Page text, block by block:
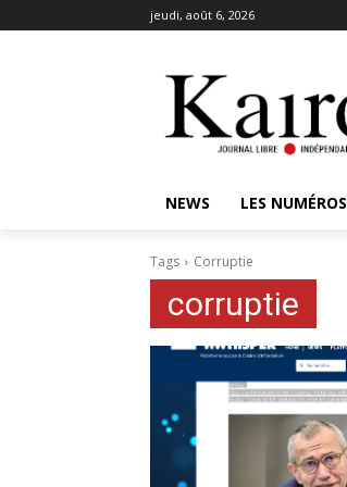
jeudi, août 6, 2026
NEWS LES NUMÉROS
Tags Corruptie
corruptie